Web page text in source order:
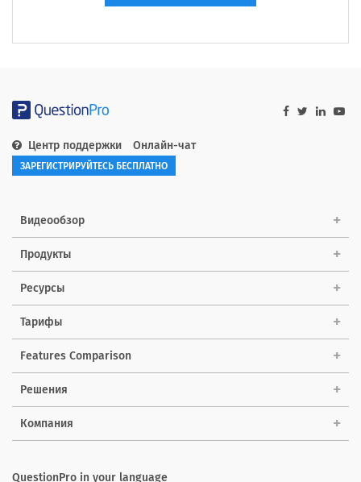
Центр поддержки Онлайн-чат
ЗАРЕГИСТРИРУЙТЕСЬ БЕСПЛАТНО
Видеообзор
Продукты
Ресурсы
Тарифы
Features Comparison
Решения
Компания
QuestionPro in your language